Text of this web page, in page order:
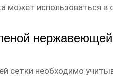
использоваться в
нержавеющей
сетки необходимо